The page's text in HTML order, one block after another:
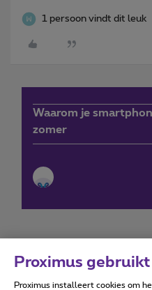
1 persoon vindt dit leuk
Waarom je
zomer
Proximus
Proximus installeert cookies om